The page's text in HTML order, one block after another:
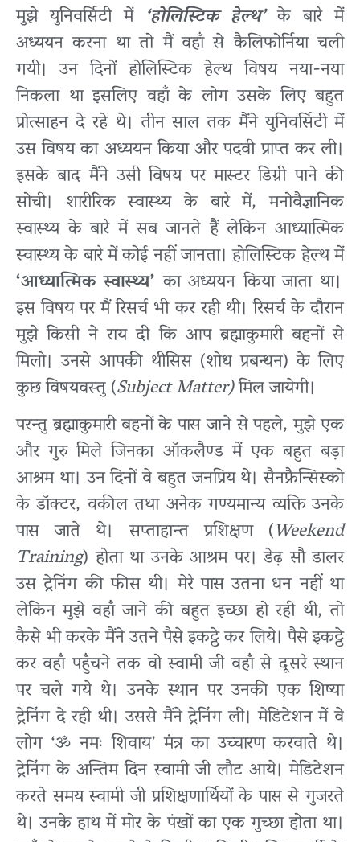
मुझे युनिवर्सिटी में ‘होलिस्टिक हेल्थ’के बारे में
अध्ययन करना था तो मैं वहाँ से कैलिफोर्निया चली
गयी। उन दिनों होलिस्टिक हेल्थ विषय नया-नया
निकला था इसलिए वहाँ के लोग उसके लिए बहुत
प्रोत्साहन दे रहे थे। तीन साल तक मैंने युनिवर्सिटी में
उस विषय का अध्ययन किया और पदवी प्राप्त कर ली।
इसके बाद मैंने उसी विषय पर मास्टर डिग्री पाने की
सोची। शारीरिक स्वास्थ्य के बारे में, मनोवैज्ञानिक
स्वास्थ्य के बारे में सब जानते हैं लेकिन आध्यात्मिक
स्वास्थ्य के बारे में कोई नहीं जानता। होलिस्टिक हेल्थ में
‘आध्यात्मिक स्वास्थ्य’का अध्ययन किया जाता था।
इस विषय पर मैं रिसर्च भी कर रही थी। रिसर्च के दौरान
मुझे किसी ने राय दी कि आप ब्रह्माकुमारी बहनों से
मिलो। उनसे आपकी थीसिस (शोध प्रबन्धन) के लिए
कुछ विषयवस्तु (Subject Matter)मिल जायेगी।
परन्तु ब्रह्माकुमारी बहनों के पास जाने से पहले, मुझे एक
और गुरु मिले जिनका ऑकलैण्ड में एक बहुत बड़ा
आश्रम था। उन दिनों वे बहुत जनप्रिय थे। सैनफ्रैन्सिस्को
के डॉक्टर, वकील तथा अनेक गण्यमान्य व्यक्ति उनके
पास जाते थे। सप्ताहान्त प्रशिक्षण (Weekend
Training) होता था उनके आश्रम पर। डेढ़ सौ डालर
उस ट्रेनिंग की फीस थी। मेरे पास उतना धन नहीं था
लेकिन मुझे वहाँ जाने की बहुत इच्छा हो रही थी, तो
कैसे भी करके मैंने उतने पैसे इकट्ठे कर लिये। पैसे इकट्ठे
कर वहाँ पहुँचने तक वो स्वामी जी वहाँ से दूसरे स्थान
पर चले गये थे। उनके स्थान पर उनकी एक शिष्या
ट्रेनिंग दे रही थी। उससे मैंने ट्रेनिंग ली। मेडिटेशन में वे
लोग ‘ॐ नमः शिवाय’ मंत्र का उच्चारण करवाते थे।
ट्रेनिंग के अन्तिम दिन स्वामी जी लौट आये। मेडिटेशन
करते समय स्वामी जी प्रशिक्षणार्थियों के पास से गुजरते
थे। उनके हाथ में मोर के पंखों का एक गुच्छा होता था।